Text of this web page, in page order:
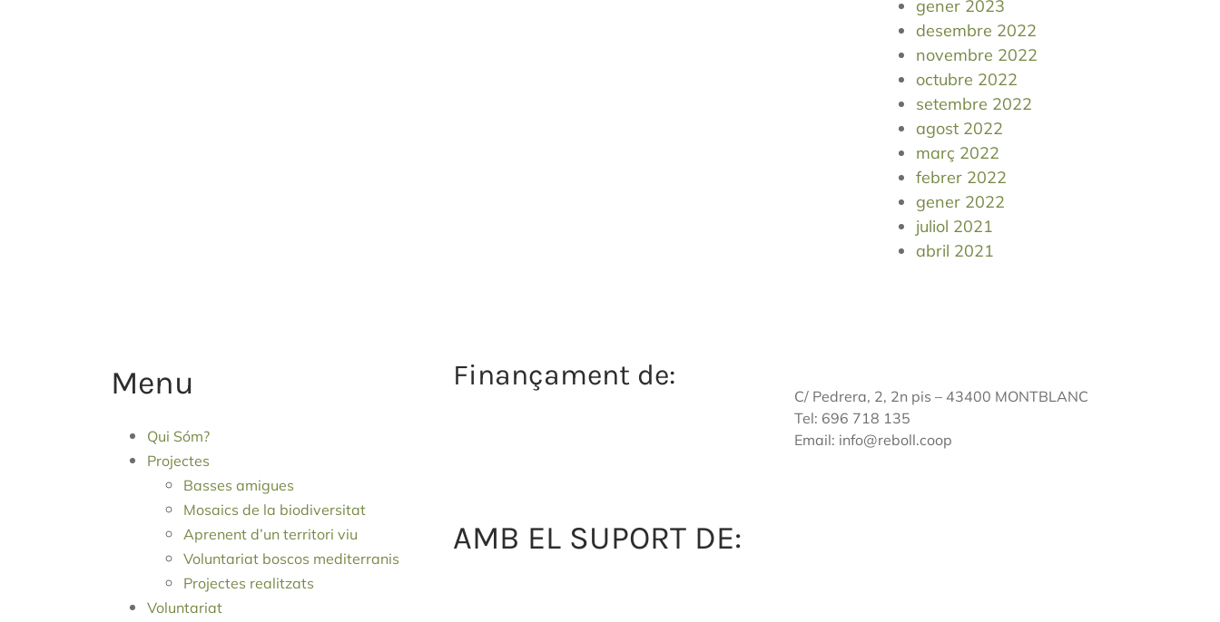
gener 2023
desembre 2022
novembre 2022
octubre 2022
setembre 2022
agost 2022
març 2022
febrer 2022
gener 2022
juliol 2021
abril 2021
Menu
Qui Sóm?
Projectes
Basses amigues
Mosaics de la biodiversitat
Aprenent d’un territori viu
Voluntariat boscos mediterranis
Projectes realitzats
Voluntariat
Finançament de:
AMB EL SUPORT DE:
C/ Pedrera, 2, 2n pis – 43400 MONTBLANC
Tel: 696 718 135
Email: info@reboll.coop